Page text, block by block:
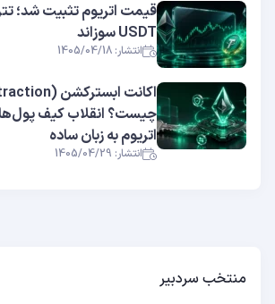
USDT سوزاند
انتشار: 1405/04/18
چیست؟ انقلاب کیف
اتریوم به زبان ساده
انتشار: 1405/04/29
منتخب سردبیر